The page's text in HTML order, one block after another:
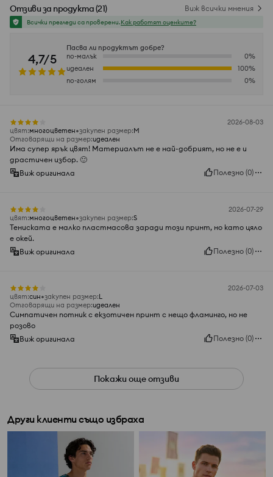
Отзиви за продукта(21) Виж всички мнения
Всички прегледи са проверени.Как работят оценките?
4,7/5
Пасва ли продуктът добре?
по-малък
0%
идеален
100%
по-голям
0%
2026-08-03
цвят:многоцветен закупен размер:M
Отговарящи на размер:идеален
Има супер ярък цвят! Материалът не е най-добрият, но не е и
драстичен избор. 🙂
Виж оригинала
Полезно (0)
2026-07-29
цвят:многоцветен закупен размер:S
Тениската е малко пластмасова заради този принт, но като цяло
е окей.
Виж оригинала
Полезно (0)
2026-07-03
цвят:син закупен размер:L
Отговарящи на размер:идеален
Симпатичен потник с екзотичен принт с нещо фламинго, но не
розово
Виж оригинала
Полезно (0)
Покажи още отзиви
Други клиенти също избраха